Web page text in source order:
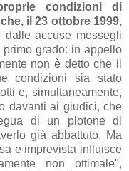
condizioni di
il 23 ottobre 1999,
dalle accuse mossegli
grado: in appello
non è detto che il
condizioni sia stato
e, simultaneamente,
davanti ai giudici, che
di un plotone di
già abbattuto. Ma
e imprevista influisce
non ottimale",